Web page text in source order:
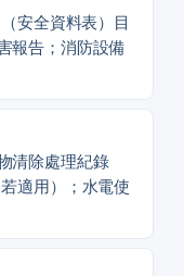
安全資料表）目
報告；消防設備
清除處理紀錄
適用）；水電使